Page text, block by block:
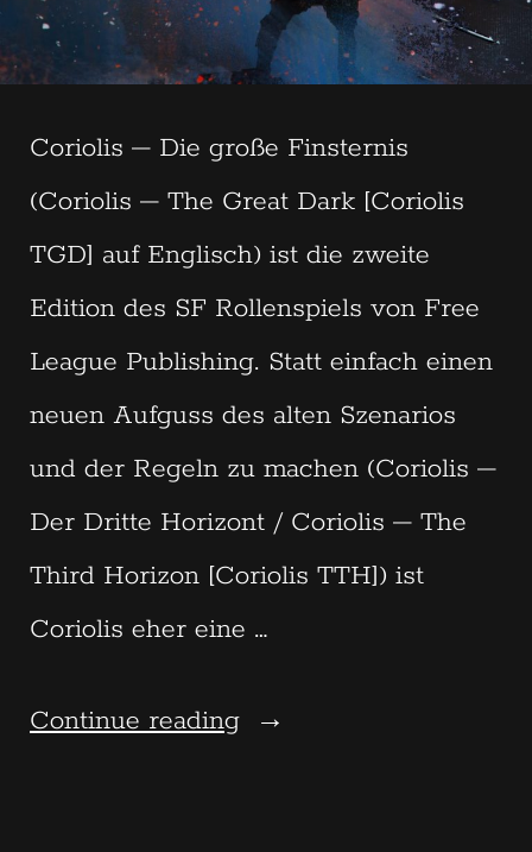
Coriolis – Die große Finsternis
(Coriolis – The Great Dark [Coriolis
TGD] auf Englisch) ist die zweite
Edition des SF Rollenspiels von Free
League Publishing. Statt einfach einen
neuen Aufguss des alten Szenarios
und der Regeln zu machen (Coriolis –
Der Dritte Horizont / Coriolis – The
Third Horizon [Coriolis TTH]) ist
Coriolis eher eine …
Continue reading“Coriolis